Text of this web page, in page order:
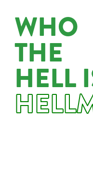
WHO
THE
HELL